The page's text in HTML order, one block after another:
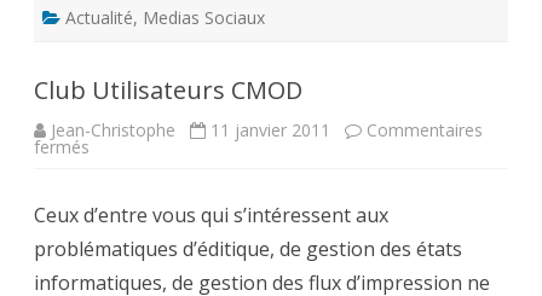
Actualité, Medias Sociaux
Club Utilisateurs CMOD
Jean-Christophe 11 janvier 2011 Commentaires
fermés
Ceux d’entre vous qui s’intéressent aux
problématiques d’éditique, de gestion des états
informatiques, de gestion des flux d’impression ne